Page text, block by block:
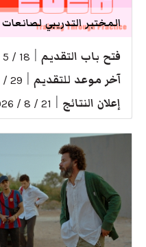
المختبر التدريبي
فتح باب التقديم 18 / 5 / 2026
آخر موعد للتقديم 29 / 7 / 2026
إعلان النتائج 21 / 8 / 2026